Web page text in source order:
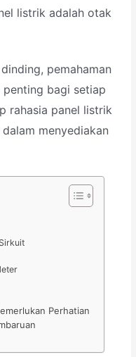
listrik adalah otak
pemahaman
bagi setiap
rahasia panel listrik
menyediakan
Perhatian